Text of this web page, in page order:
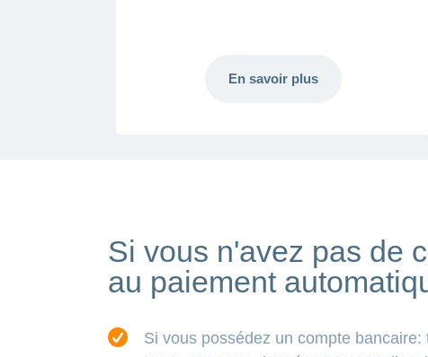
En savoir plus
Si vous n'avez pas de
au paiement
Si vous possédez un compte